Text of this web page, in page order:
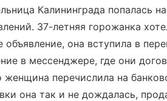
Калининграда попалась
37-летняя горожанка
объявление, она вступила в
в мессенджере, где они
женщина перечислила на
она так и не дождалась,